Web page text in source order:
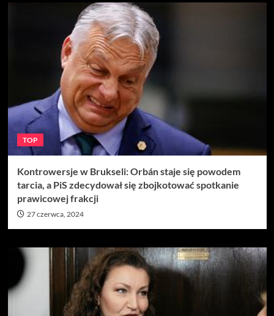
TOP
Kontrowersje w Brukseli: Orbán staje się powodem
tarcia, a PiS zdecydował się zbojkotować spotkanie
prawicowej frakcji
27 czerwca, 2024